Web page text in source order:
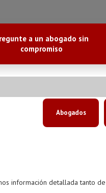
a un abogado sin
compromiso
Abogados
información detallada tanto